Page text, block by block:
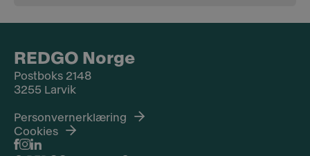
REDGO Norge
Postboks 2148
3255 Larvik
Personvernerklæring
Cookies